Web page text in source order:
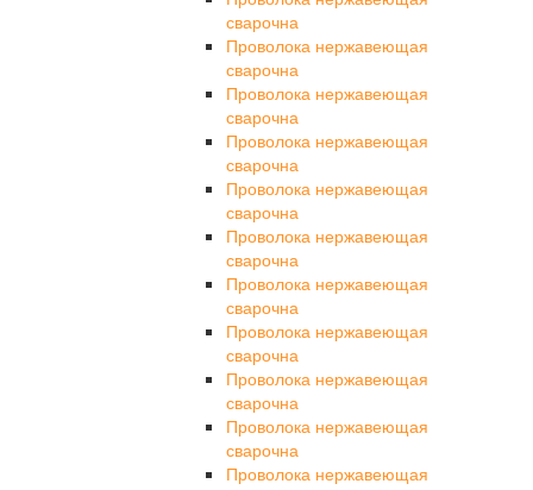
сварочна
Проволока нержавеющая
сварочна
Проволока нержавеющая
сварочна
Проволока нержавеющая
сварочна
Проволока нержавеющая
сварочна
Проволока нержавеющая
сварочна
Проволока нержавеющая
сварочна
Проволока нержавеющая
сварочна
Проволока нержавеющая
сварочна
Проволока нержавеющая
сварочна
Проволока нержавеющая